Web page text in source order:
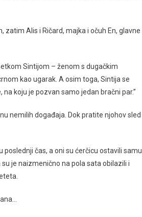
zatim Alis i Ričard, majka i očuh En, glavne
Sintijom – ženom s dugačkim
kao ugarak. A osim toga, Sintija se
koju je pozvan samo jedan bračni par.”
nemilih događaja. Dok pratite njohov sled
čas, a oni su ćerčicu ostavili samu
je naizmenično na pola sata obilazili i